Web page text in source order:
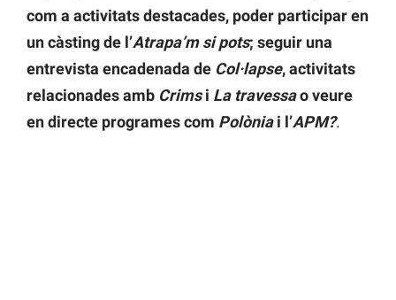
com a activitats destacades, poder participar en
un càsting de l’Atrapa’m si pots; seguir una
entrevista encadenada de Col·lapse, activitats
relacionades amb Crimsi La travessao veure
en directe programes com Polòniai l’APM?.